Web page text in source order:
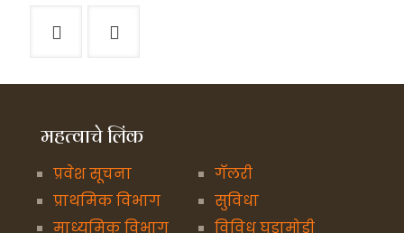
महत्वाचे लिंक
प्रवेश सूचना
प्राथमिक विभाग
माध्यमिक विभाग
गॅलरी
सुविधा
विविध घडामोडी